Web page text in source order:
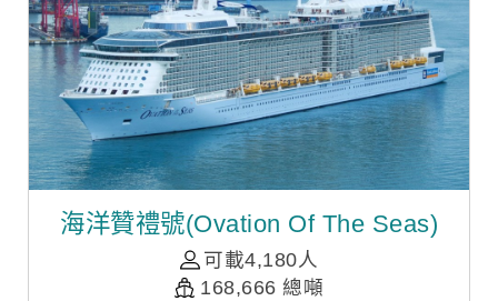
海洋贊禮號(Ovation Of The Seas)
可載4,180人
168,666 總噸